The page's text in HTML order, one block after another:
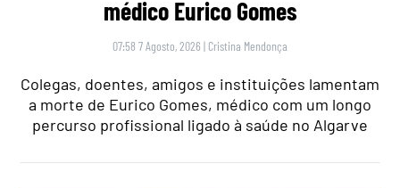
médico Eurico Gomes
07:58 7 Agosto, 2026 | Cristina Mendonça
Colegas, doentes, amigos e instituições lamentam
a morte de Eurico Gomes, médico com um longo
percurso profissional ligado à saúde no Algarve